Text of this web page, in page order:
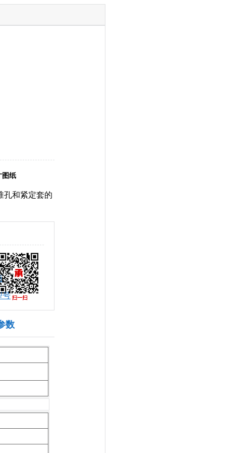
图纸
孔和紧定套的
号
数